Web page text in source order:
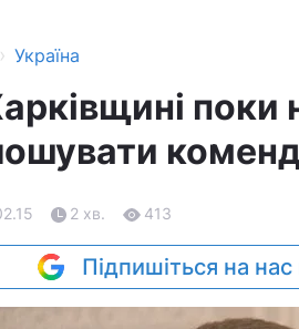
› Україна
поки
2 хв. 413
Підпишіться на